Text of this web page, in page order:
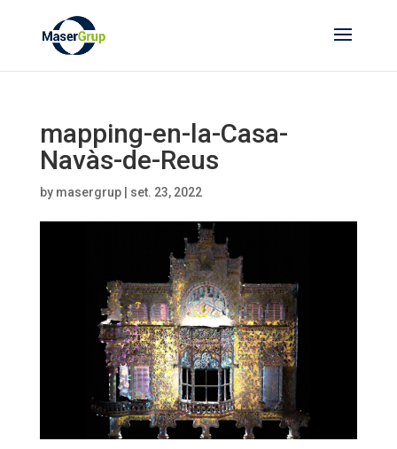
mapping-en-la-Casa-
Navàs-de-Reus
by masergrup| set. 23, 2022